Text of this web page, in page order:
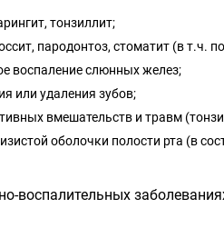
тонзиллит;
пародонтоз, стоматит (в т.ч.
воспаление слюнных желез;
или удаления зубов;
вмешательств и травм
оболочки полости рта (в
воспалительных